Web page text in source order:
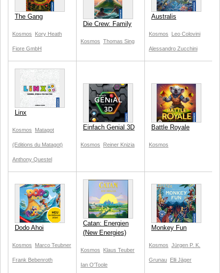
The Gang
Kosmos Kory Heath
Fiore GmbH
Die Crew: Family
Kosmos Thomas Sing
Australis
Kosmos Leo Colovini
Alessandro Zucchini
Linx
Kosmos Matagot
(Editions du Matagot)
Anthony Questel
Einfach Genial 3D
Kosmos Reiner Knizia
Battle Royale
Kosmos
Dodo Ahoi
Kosmos Marco Teubner
Frank Bebenroth
Catan: Energien
(New Energies)
Kosmos Klaus Teuber
Ian O'Toole
Monkey Fun
Kosmos Jürgen P. K.
Grunau Elli Jäger